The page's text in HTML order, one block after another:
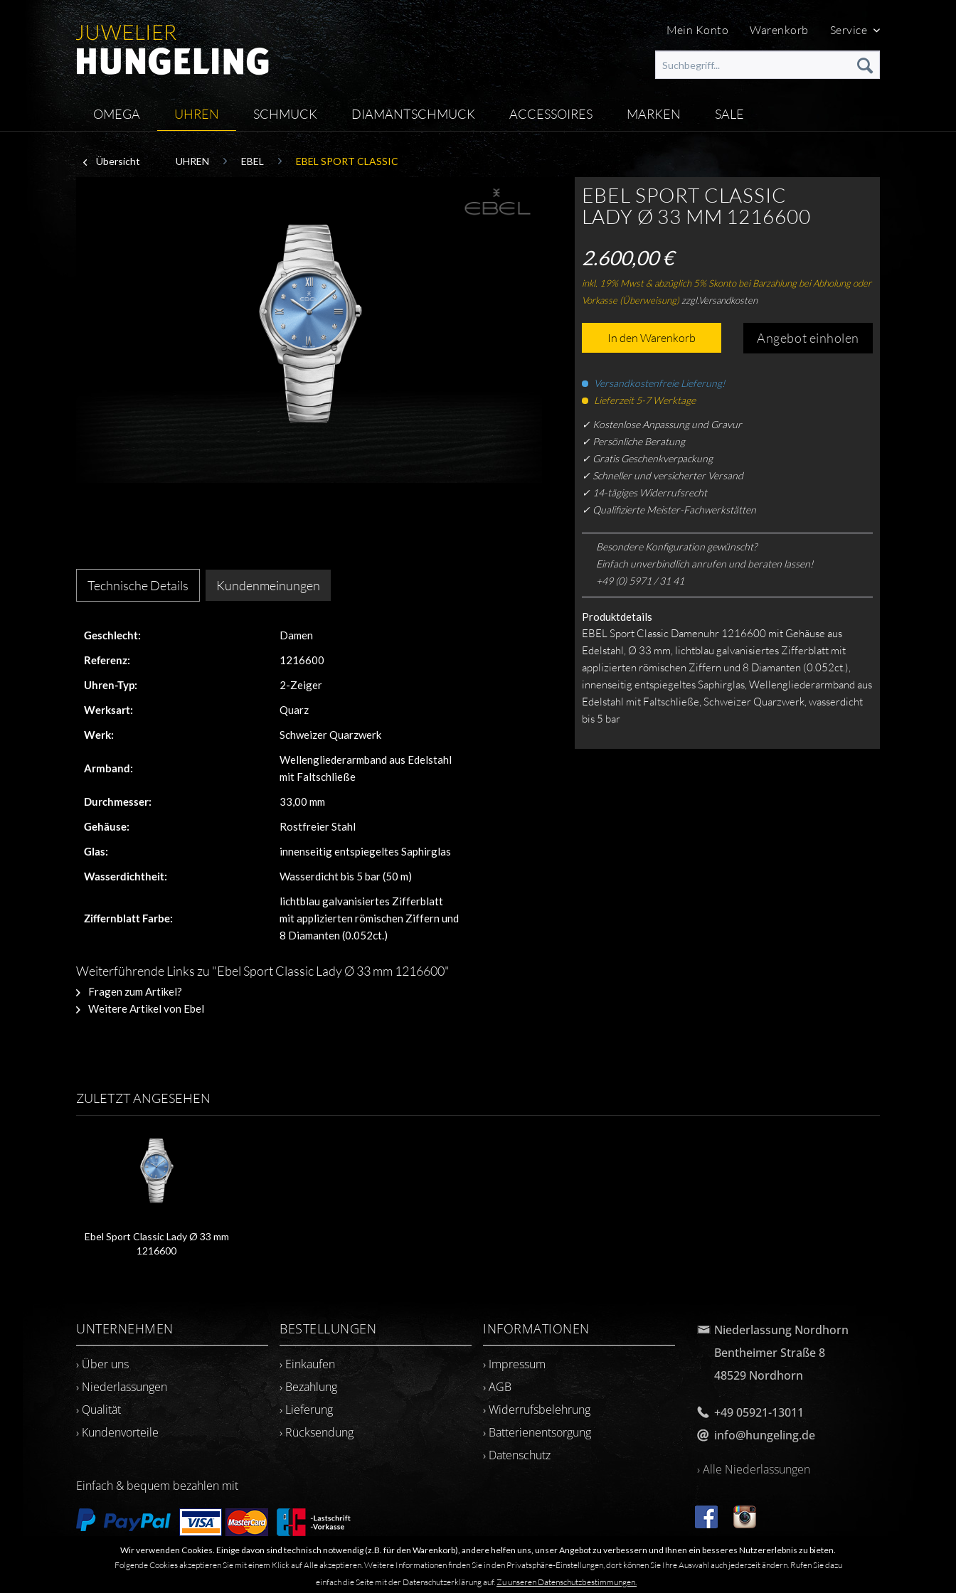
Mein Konto Warenkorb Service
OMEGA UHREN SCHMUCK DIAMANTSCHMUCK ACCESSOIRES MARKEN SALE
Übersicht UHREN EBEL EBEL SPORT CLASSIC
EBEL SPORT CLASSIC
LADY Ø 33 MM 1216600
2.600,00 €
inkl. 19% Mwst & abzüglich 5% Skonto bei Barzahlung bei Abholung oder
Vorkasse (Überweisung)zzgl.Versandkosten
Angebot einholen
In den Warenkorb
Versandkostenfreie Lieferung!
Lieferzeit 5-7 Werktage
✓ Kostenlose Anpassung und Gravur
✓ Persönliche Beratung
✓ Gratis Geschenkverpackung
✓ Schneller und versicherter Versand
✓ 14-tägiges Widerrufsrecht
✓ Qualifizierte Meister-Fachwerkstätten
Besondere Konfiguration gewünscht?
Einfach unverbindlich anrufen und beraten lassen!
+49 (0) 5971 / 31 41
Produktdetails
EBEL Sport Classic Damenuhr 1216600 mit Gehäuse aus
Edelstahl, Ø 33 mm, lichtblau galvanisiertes Zifferblatt mit
applizierten römischen Ziffern und 8 Diamanten (0.052ct.),
innenseitig entspiegeltes Saphirglas, Wellengliederarmband aus
Edelstahl mit Faltschließe, Schweizer Quarzwerk, wasserdicht
bis 5 bar
Technische Details Kundenmeinungen
Geschlecht:
Damen
Referenz:
1216600
Uhren-Typ:
2-Zeiger
Werksart:
Quarz
Werk:
Schweizer Quarzwerk
Armband:
Wellengliederarmband aus Edelstahl
mit Faltschließe
Durchmesser:
33,00 mm
Gehäuse:
Rostfreier Stahl
Glas:
innenseitig entspiegeltes Saphirglas
Wasserdichtheit:
Wasserdicht bis 5 bar (50 m)
Ziffernblatt Farbe:
lichtblau galvanisiertes Zifferblatt
mit applizierten römischen Ziffern und
8 Diamanten (0.052ct.)
Weiterführende Links zu "Ebel Sport Classic Lady Ø 33 mm 1216600"
Fragen zum Artikel?
Weitere Artikel von Ebel
ZULETZT ANGESEHEN
Ebel Sport Classic Lady Ø 33 mm
1216600
UNTERNEHMEN
› Über uns
› Niederlassungen
› Qualität
› Kundenvorteile
BESTELLUNGEN
› Einkaufen
› Bezahlung
› Lieferung
› Rücksendung
INFORMATIONEN
› Impressum
› AGB
› Widerrufsbelehrung
› Batterienentsorgung
› Datenschutz
Niederlassung Nordhorn
Bentheimer Straße 8
48529 Nordhorn
+49 05921-13011
info@hungeling.de
› Alle Niederlassungen
Einfach & bequem bezahlen mit
​Letzte Aktualisierung: 06.2026
Wir verwenden Cookies. Einige davon sind technisch notwendig (z.B. für den Warenkorb), andere helfen uns, unser Angebot zu verbessern und Ihnen ein besseres Nutzererlebnis zu bieten.
Folgende Cookies akzeptieren Sie mit einem Klick auf Alle akzeptieren. Weitere Informationen finden Sie in den Privatsphäre-Einstellungen, dort können Sie Ihre Auswahl auch jederzeit ändern. Rufen Sie dazu
einfach die Seite mit der Datenschutzerklärung auf.Zu unseren Datenschutzbestimmungen.